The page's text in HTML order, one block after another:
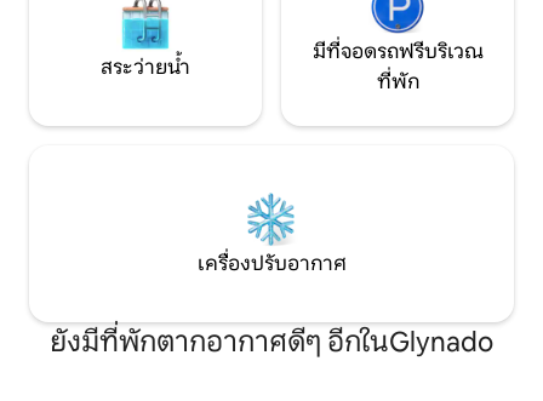
สระว่ายน้ำ
มีที่จอดรถฟรีบริเวณ
ที่พัก
เครื่องปรับอากาศ
ยังมีที่พักตากอากาศดีๆ อีกในGlynado